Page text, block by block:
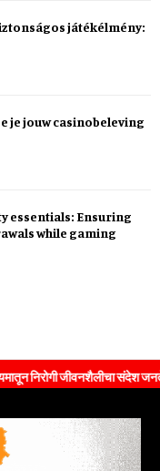
játékélmény:
je jouw casinobeleving
essentials: Ensuring
while gaming
जीवनशैलीचा संदेश जनतेपर्यंत